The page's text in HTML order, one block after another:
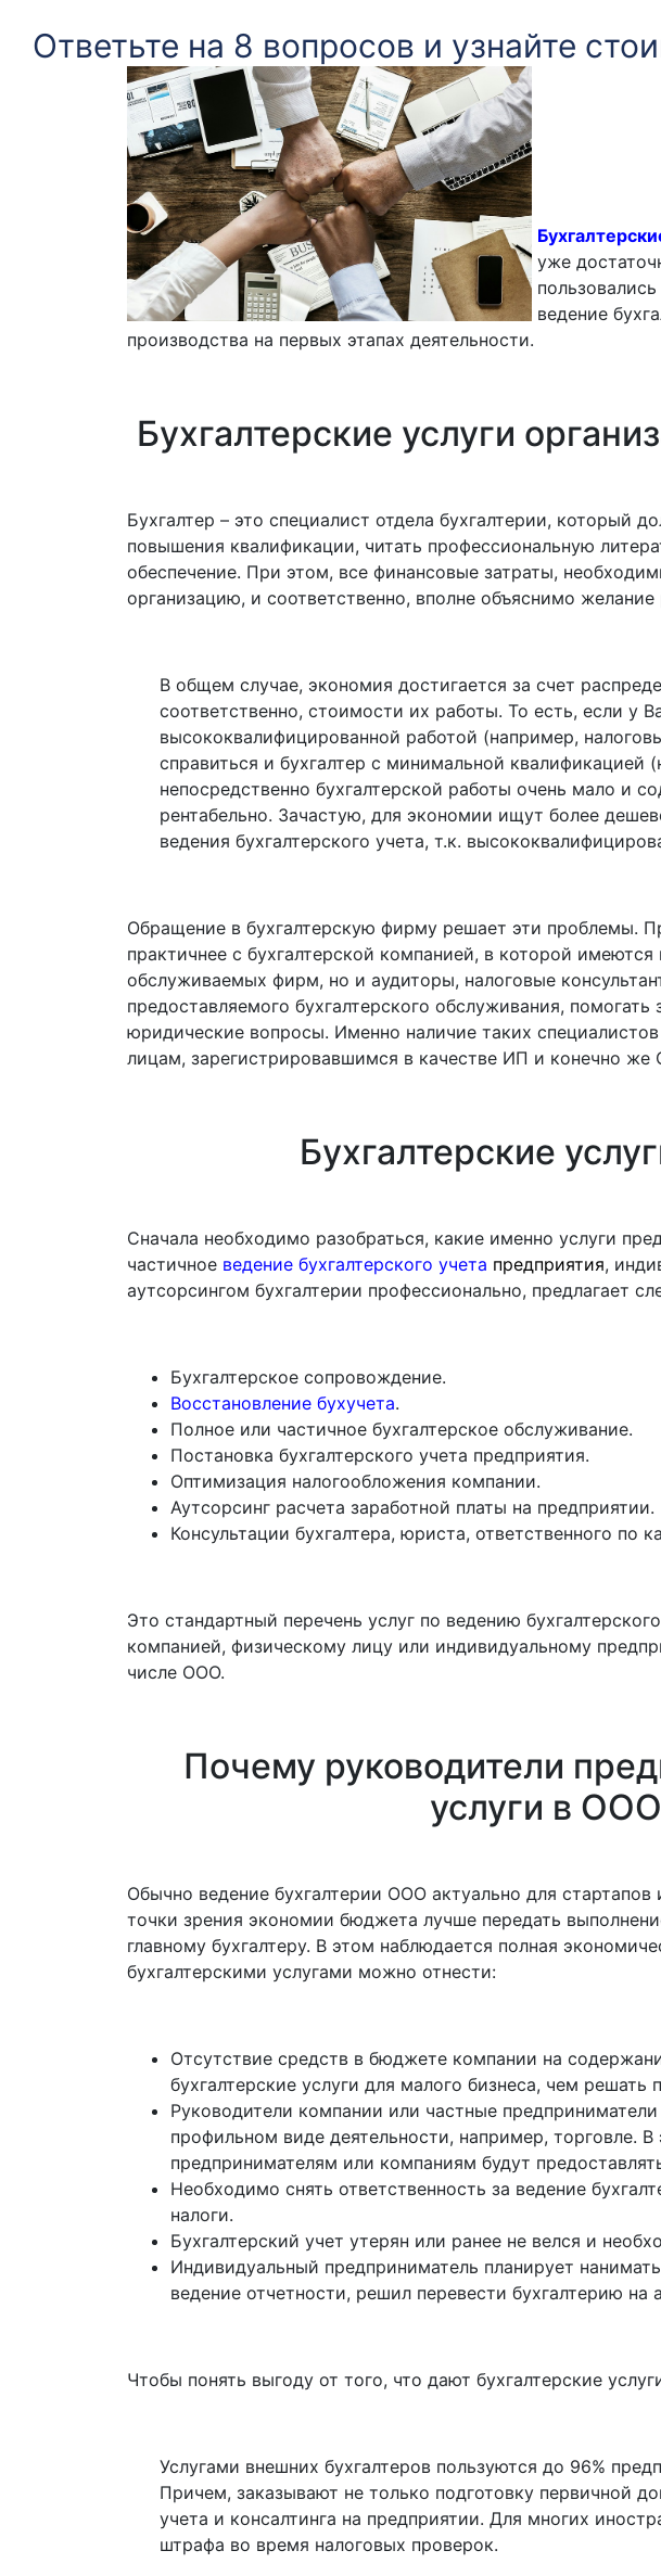
Ответьте на 8 вопросов и узнайте
уже
ведение
производства на первых этапах деятельности.
Бухгалтерские услуги
Бухгалтер – это специалист отдела бухгалтерии, который
повышения квалификации, читать профессиональную
обеспечение. При этом, все финансовые затраты,
организацию, и соответственно, вполне объяснимо
В общем случае, экономия достигается за счет
соответственно, стоимости их работы. То есть, если у
высококвалифицированной работой (например,
справиться и бухгалтер с минимальной
непосредственно бухгалтерской работы очень мало и
рентабельно. Зачастую, для экономии ищут более
ведения бухгалтерского учета, т.к.
Обращение в бухгалтерскую фирму решает эти проблемы.
практичнее с бухгалтерской компанией, в которой
обслуживаемых фирм, но и аудиторы, налоговые
предоставляемого бухгалтерского обслуживания,
юридические вопросы. Именно наличие таких
лицам, зарегистрировавшимся в качестве ИП и конечно же
Бухгалтерские
Сначала необходимо разобраться, какие именно услуги
частичное ведение бухгалтерского учета предприятия,
аутсорсингом бухгалтерии профессионально, предлагает
Бухгалтерское сопровождение.
Восстановление бухучета.
Полное или частичное бухгалтерское обслуживание.
Постановка бухгалтерского учета предприятия.
Оптимизация налогообложения компании.
Аутсорсинг расчета заработной платы на предприятии.
Консультации бухгалтера, юриста, ответственного по
Это стандартный перечень услуг по ведению
компанией, физическому лицу или индивидуальному
числе ООО.
Почему руководители
услуги в
Обычно ведение бухгалтерии ООО актуально для
точки зрения экономии бюджета лучше передать
главному бухгалтеру. В этом наблюдается полная
бухгалтерскими услугами можно отнести:
Отсутствие средств в бюджете компании на
бухгалтерские услуги для малого бизнеса, чем
Руководители компании или частные
профильном виде деятельности, например, торговле.
предпринимателям или компаниям будут
Необходимо снять ответственность за ведение
налоги.
Бухгалтерский учет утерян или ранее не велся и
Индивидуальный предприниматель планирует
ведение отчетности, решил перевести бухгалтерию на
Чтобы понять выгоду от того, что дают бухгалтерские
Услугами внешних бухгалтеров пользуются до 96%
Причем, заказывают не только подготовку первичной
учета и консалтинга на предприятии. Для многих
штрафа во время налоговых проверок.